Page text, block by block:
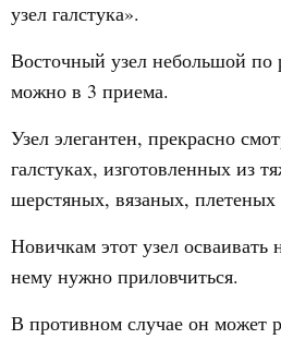
узел галстука».
Восточный узел небольшой по
можно в 3 приема.
Узел элегантен, прекрасно
галстуках, изготовленных из
шерстяных, вязаных, плетеных
Новичкам этот узел осваивать
нему нужно приловчиться.
В противном случае он может